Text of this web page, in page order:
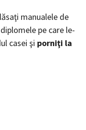
manualele de
pe care le-
casei şi porniţi la